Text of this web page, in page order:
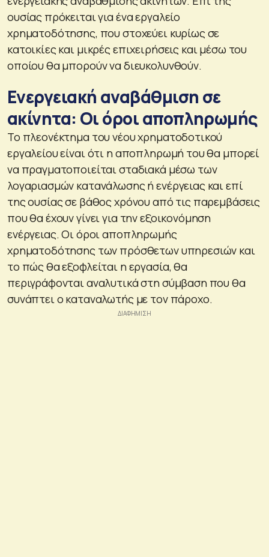
ουσίας πρόκειται για ένα εργαλείο
χρηματοδότησης, που στοχεύει κυρίως σε
κατοικίες και μικρές επιχειρήσεις και μέσω του
οποίου θα μπορούν να διευκολυνθούν.
Ενεργειακή αναβάθμιση σε
ακίνητα: Οι όροι αποπληρωμής
Το πλεονέκτημα του νέου χρηματοδοτικού
εργαλείου είναι ότι η αποπληρωμή του θα μπορεί
να πραγματοποιείται σταδιακά μέσω των
λογαριασμών κατανάλωσης ή ενέργειας και επί
της ουσίας σε βάθος χρόνου από τις παρεμβάσεις
που θα έχουν γίνει για την εξοικονόμηση
ενέργειας. Οι όροι αποπληρωμής
χρηματοδότησης των πρόσθετων υπηρεσιών και
το πώς θα εξοφλείται η εργασία, θα
περιγράφονται αναλυτικά στη σύμβαση που θα
συνάπτει ο καταναλωτής με τον πάροχο.